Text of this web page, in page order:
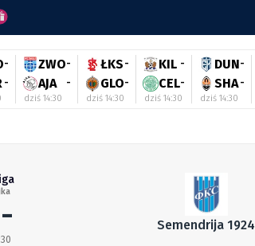
-
-
ZWO-
AJA -
dziś 14:30
ŁKS-
GLO-
dziś 14:30
KIL -
CEL-
dziś 14:30
DUN-
SHA-
dziś 14:30
Semendrija 1924